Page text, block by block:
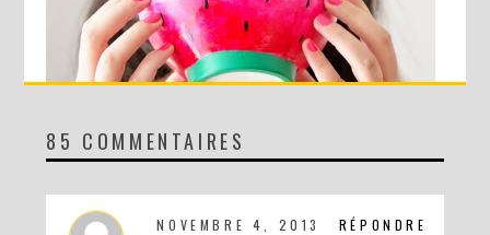
DIY : LE BOL PASTÈQUE !
85 COMMENTAIRES
RÉPONDRE
NOVEMBRE 4, 2013